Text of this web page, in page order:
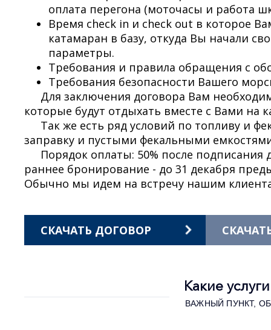
оплата перегона (моточасы и работа
Время check in и check out в которое
катамаран в базу, откуда Вы начали
параметры.
Требования и правила обращения с
Требования безопасности Вашего
Для заключения договора Вам
которые будут отдыхать вместе с Вами на
Так же есть ряд условий по топливу и
заправку и пустыми фекальными
Порядок оплаты: 50% после подписания
раннее бронирование - до 31 декабря
Обычно мы идем на встречу нашим
СКАЧАТЬ ДОГОВОР
Какие
ВАЖНЫЙ ПУНКТ,